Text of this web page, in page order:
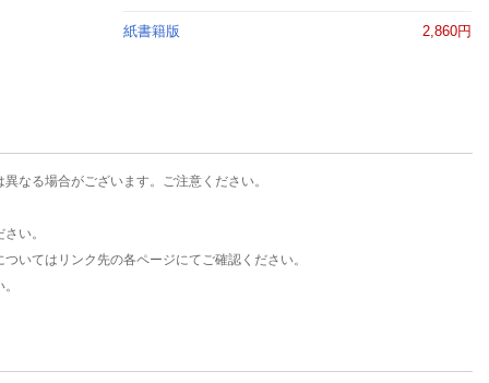
紙書籍版 2,860円
なる場合がございます。ご注意ください。
い。
いてはリンク先の各ページにてご確認ください。